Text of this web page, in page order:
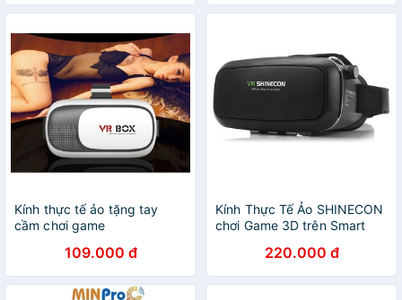
Kính thực tế ảo tặng tay
cầm chơi game
109.000 đ
Kính Thực Tế Ảo SHINECON
chơi Game 3D trên Smart
220.000 đ